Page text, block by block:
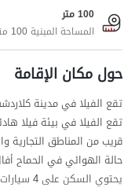
100 متر
المساحة المبنية 100 متر - المساحة الخارجية 200 متر
حول مكان الإقامة
تقع الفيلا في مدينة
تقع الفيلا في بيئة فيلا
قريب من المناطق التجارية
حالة الهوائي في الحماح
يحتوي السكن على 4 سيارات وموقف سيارات مفتوح.